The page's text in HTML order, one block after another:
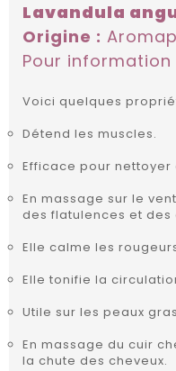
Lavandula
Origine :
Pour information
Voici quelques
Détend les muscles.
Efficace pour
En massage sur le
des flatulences et des
Elle calme les
Elle tonifie la
Utile sur les peaux
En massage du cuir
la chute des cheveux.